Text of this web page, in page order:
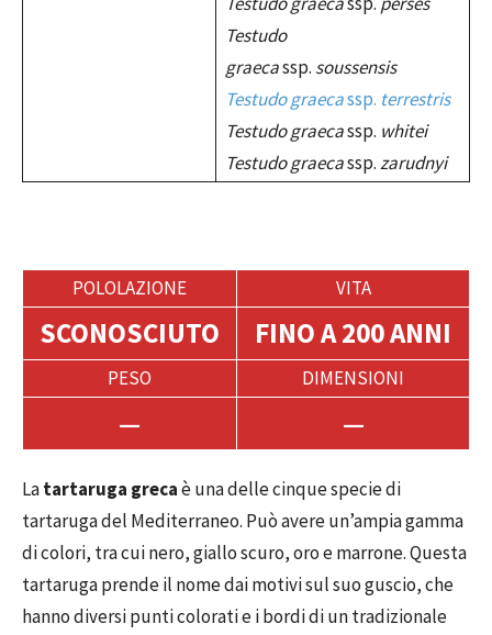
Testudo
graecassp. soussensis
Testudo graecassp. terrestris
Testudo graecassp. whitei
Testudo graecassp.zarudnyi
POLOLAZIONE VITA
SCONOSCIUTO FINO A 200 ANNI
PESO DIMENSIONI
— —
Latartaruga grecaè una delle cinque specie di
tartaruga del Mediterraneo. Può avere un’ampia gamma
di colori, tra cui nero, giallo scuro, oro e marrone. Questa
tartaruga prende il nome dai motivi sul suo guscio, che
hanno diversi punti colorati e i bordi di un tradizionale